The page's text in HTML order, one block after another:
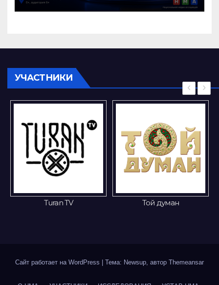
УЧАСТНИКИ
Turan TV Той думан
‹ ›
Сайт работает на WordPress Тема: Newsup, автор Themeansar